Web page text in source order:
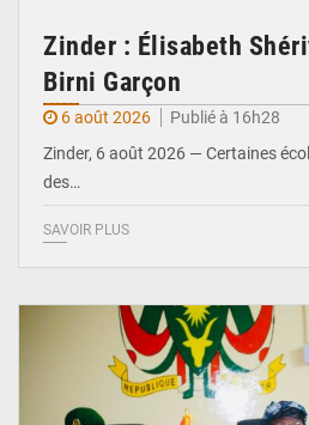
Zinder : Élisabeth
Birni Garçon
6 août 2026
Publié à 16h28
Zinder, 6 août 2026 — Certaines
des…
SAVOIR PLUS